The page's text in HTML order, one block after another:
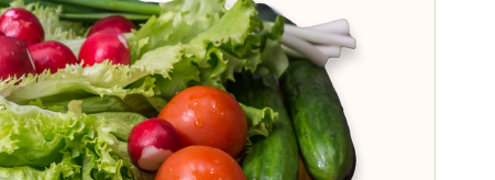
Version
Dernière mise à jour
16 juillet 2026
Installations actives
1 000+
Version de WordPress
Version PHP
Page d’accueil du thème